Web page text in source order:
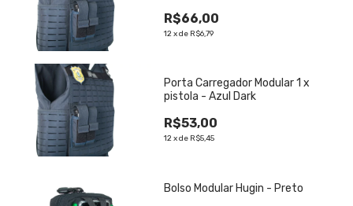
R$66,00
12xde R$6,79
Porta Carregador Modular 1 x
pistola - Azul Dark
R$53,00
12xde R$5,45
Bolso Modular Hugin - Preto